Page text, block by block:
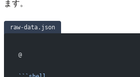
ます。
raw-data.json
@